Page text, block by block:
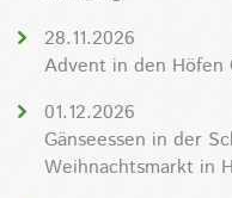
28.11.2026
Advent in den Höfen
01.12.2026
Gänseessen in der
Weihnachtsmarkt in